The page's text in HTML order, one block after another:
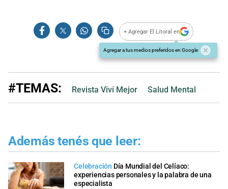
+ Agregar El Litoral en
Agregar a tus medios preferidos en Google
#TEMAS: Revista Viví Mejor Salud Mental
Además tenés que leer:
Celebración Día Mundial del Celíaco:
experiencias personales y la palabra de una
especialista